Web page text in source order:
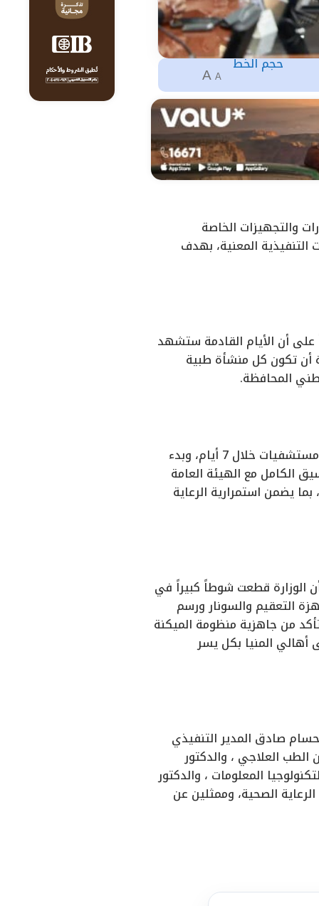
حجم الخط
A
A
والتجهيزات الخاصة
التنفيذية المعنية، بهدف
تضم نحو 7 ملايين مواطن، مشدداً على أن الأيام القادمة ستشهد
أن تكون كل منشأة طبية
ووجه الدكتور خالد عبدالغفار بإنهاء كافة التحديات اللوجستية لـ60 وحدة صحية و10 مستشفيات خلال 7 أيام، وبدء
الكامل مع الهيئة العامة
يضمن استمرارية الرعاية
الوزارة قطعت شوطاً كبيراً في
التعقيم والسونار ورسم
من جاهزية منظومة الميكنة
المنيا بكل يسر
صادق المدير التنفيذي
العلاجي ، والدكتور
المعلومات ، والدكتور
الصحية، وممثلين عن